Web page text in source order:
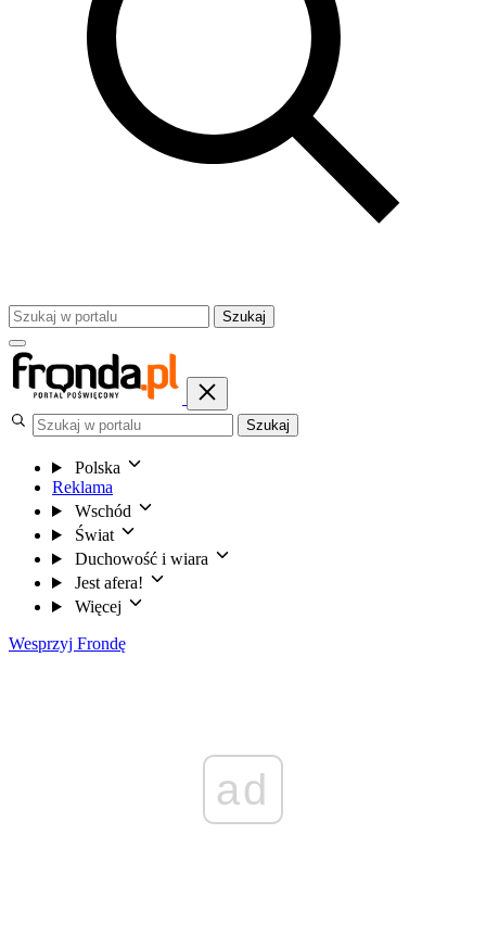
Szukaj
Szukaj
Polska
Reklama
Wschód
Świat
Duchowość i wiara
Jest afera!
Więcej
Wesprzyj Frondę
ad